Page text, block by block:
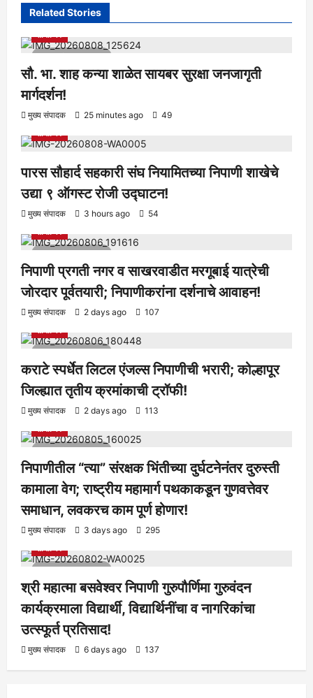
Related Stories
1 minute read
आरोग्य क्रीडा ताज्या बातम्या
सौ. भा. शाह कन्या शाळेत सायबर सुरक्षा जनजागृती
मार्गदर्शन!
मुख्य संपादक 25 minutes ago 49
आरोग्य क्रीडा ताज्या बातम्या निपाणी परिसर
पारस सौहार्द सहकारी संघ नियामितच्या निपाणी शाखेचे
उद्या ९ ऑगस्ट रोजी उद्घाटन!
मुख्य संपादक 3 hours ago 54
1 minute read
आरोग्य क्रीडा ताज्या बातम्या निपाणी परिसर
निपाणी प्रगती नगर व साखरवाडीत मरगूबाई यात्रेची
जोरदार पूर्वतयारी; निपाणीकरांना दर्शनाचे आवाहन!
मुख्य संपादक 2 days ago 107
1 minute read
आरोग्य क्रीडा ताज्या बातम्या निपाणी परिसर
कराटे स्पर्धेत लिटल एंजल्स निपाणीची भरारी; कोल्हापूर
जिल्ह्यात तृतीय क्रमांकाची ट्रॉफी!
मुख्य संपादक 2 days ago 113
1 minute read
आरोग्य क्रीडा ताज्या बातम्या निपाणी परिसर
निपाणीतील “त्या” संरक्षक भिंतीच्या दुर्घटनेनंतर दुरुस्ती
कामाला वेग; राष्ट्रीय महामार्ग पथकाकडून गुणवत्तेवर
समाधान, लवकरच काम पूर्ण होणार!
मुख्य संपादक 3 days ago 295
1 minute read
आरोग्य क्रीडा ताज्या बातम्या निपाणी परिसर
श्री महात्मा बसवेश्वर निपाणी गुरुपौर्णिमा गुरुवंदन
कार्यक्रमाला विद्यार्थी, विद्यार्थिनींचा व नागरिकांचा
उत्स्फूर्त प्रतिसाद!
मुख्य संपादक 6 days ago 137